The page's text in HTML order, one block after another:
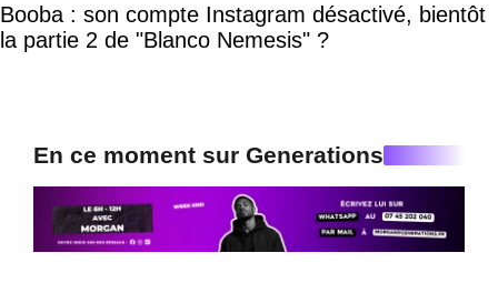
Booba : son compte Instagram désactivé, bientôt
la partie 2 de "Blanco Nemesis" ?
En ce moment sur Generations